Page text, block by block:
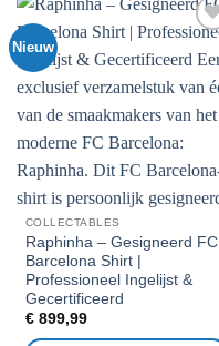
Nieuw
aan
COLLECTABLES
Raphinha – Gesigneerd FC
Barcelona Shirt |
Professioneel Ingelijst &
Gecertificeerd
€899,99